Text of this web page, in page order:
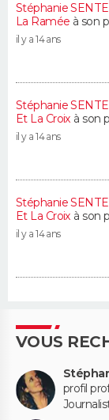
Stéphanie
La Ramée à son
il y a 14 ans
Stéphanie
Et La Croix à son
il y a 14 ans
Stéphanie
Et La Croix à son
il y a 14 ans
VOUS
profil